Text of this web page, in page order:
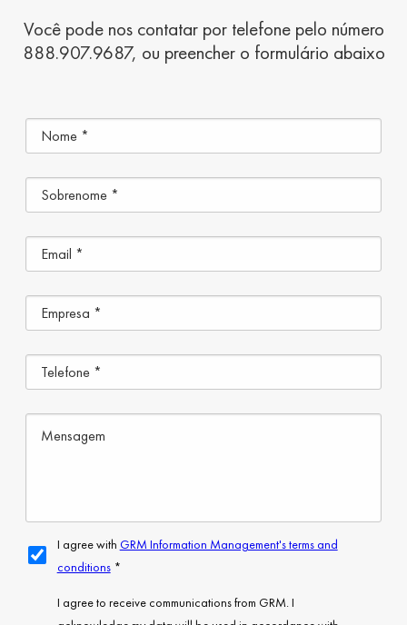
Você pode nos contatar por telefone pelo número
888.907.9687, ou preencher o formulário abaixo